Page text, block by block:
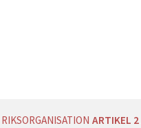
ARTIKEL 2